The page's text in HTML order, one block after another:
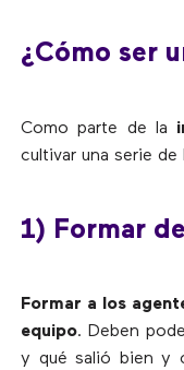
¿Cómo ser
Como parte de la
cultivar una serie
1) Formar
Formar a los
equipo. Deben
y qué salió bien y